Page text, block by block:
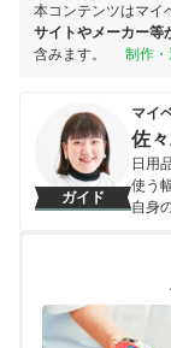
本コンテンツはマイ
サイトやメーカー等
含みます。
制作
ガイド
マイ
佐
日用
使う
自身